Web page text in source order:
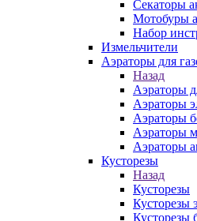
Секаторы
Мотобуры
Набор
Измельчители
Аэраторы для
Назад
Аэраторы
Аэраторы
Аэраторы
Аэраторы
Аэраторы
Кусторезы
Назад
Кусторезы
Кусторезы
Кусторезы